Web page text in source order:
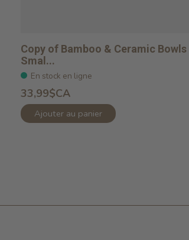
Copy of Bamboo & Ceramic Bowls
Smal...
En stock en ligne
33,99$CA
Ajouter au panier